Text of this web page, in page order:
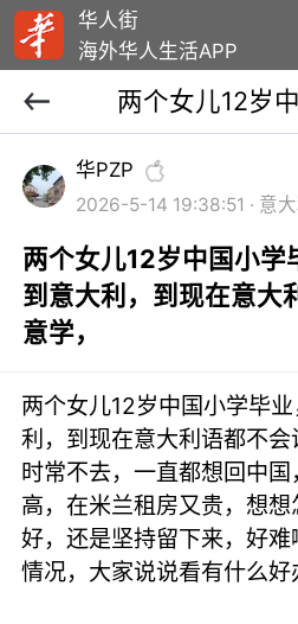
华人街
海外华人生活APP
华PZP
2026-5-14 19:38:51 · 意大
两个女儿12岁中国小学
到意大利，到现在意大
意学，
两个女儿12岁中国小学毕
利，到现在意大利语都不
时常不去，一直都想回中
高，在米兰租房又贵，想
好，还是坚持留下来，好
情况，大家说说看有什么好